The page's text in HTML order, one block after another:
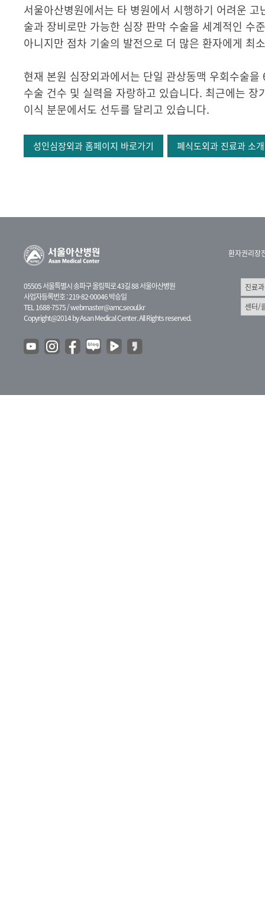
서울아산병원에서는 타 병원에서 시행하기 어려운
술과 장비로만 가능한 심장 판막 수술을 세계적인 수
아니지만 점차 기술의 발전으로 더 많은 환자에게
현재 본원 심장외과에서는 단일 관상동맥 우회수술
수술 건수 및 실력을 자랑하고 있습니다. 최근에는
이식 분문에서도 선두를 달리고 있습니다.
성인심장외과 홈페이지 바로가기 폐식도외과 진료과 소
05505 서울특별시 송파구 올림픽로 43길 88 서울아산병원
사업자등록번호 : 219-82-00046 박승일
TEL 1688-7575 /webmaster@amc.seoul.kr
Copyright@2014 by Asan Medical Center. All Rights reserved.
환자권리장